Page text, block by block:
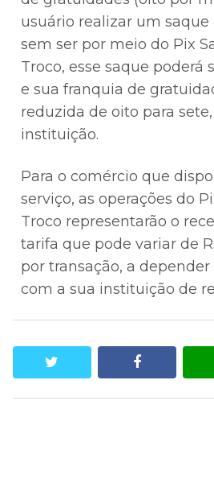
usuário realizar um saque
sem ser por meio do Pix
Troco, esse saque poderá
e sua franquia de
reduzida de oito para
instituição.
Para o comércio que
serviço, as operações do
Troco representarão o
tarifa que pode variar de
por transação, a
com a sua instituição de
facebook